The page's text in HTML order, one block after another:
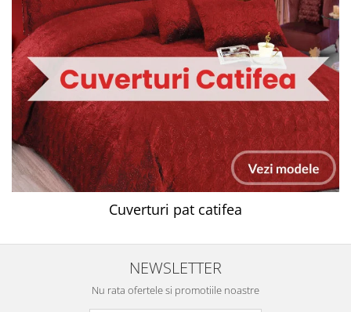
Cuverturi pat catifea
NEWSLETTER
Nu rata ofertele si promotiile noastre